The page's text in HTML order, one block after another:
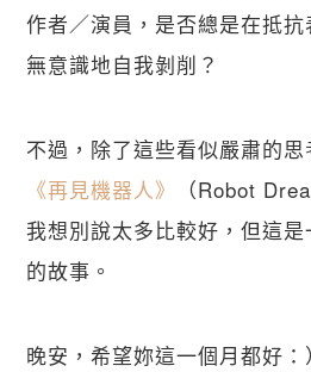
作者／演員，是否總是在抵抗
無意識地自我剝削？
不過，除了這些看似嚴肅的
《再見機器人》
（Robot
我想別說太多比較好，但這
的故事。
晚安，希望妳這一個月都好：）